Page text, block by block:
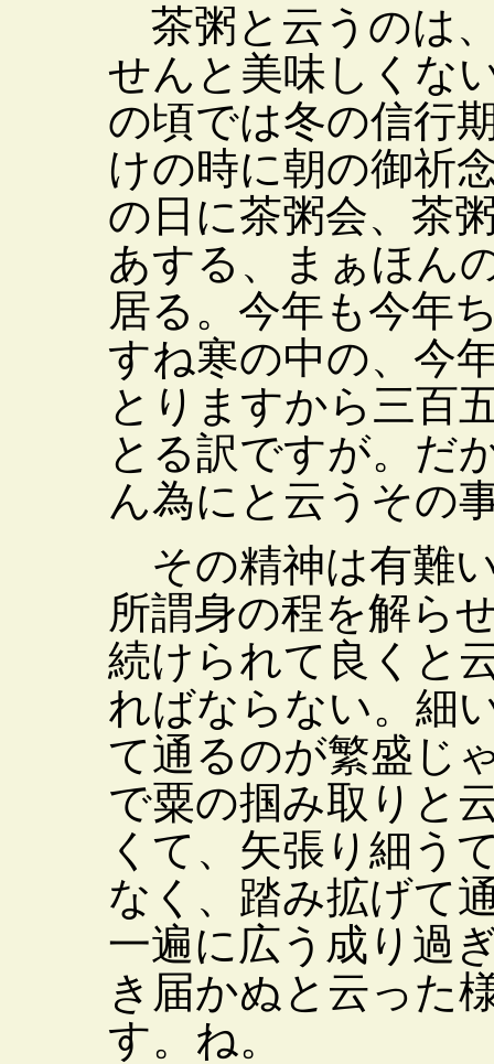
茶粥と云うのは
せんと美味しくな
の頃では冬の信行
けの時に朝の御祈
の日に茶粥会、茶
あする、まぁほん
居る。今年も今年
すね寒の中の、今
とりますから三百
とる訳ですが。だ
ん為にと云うその
その精神は有難
所謂身の程を解ら
続けられて良くと
ればならない。細
て通るのが繁盛じ
で粟の掴み取りと
くて、矢張り細う
なく、踏み拡げて
一遍に広う成り過
き届かぬと云った
す。ね。